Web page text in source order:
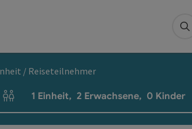
Einheit / Reiseteilnehmer
Einheitenanzahl und Personenfelder
1 Einheit, 2 Erwachsene, 0 Kinder